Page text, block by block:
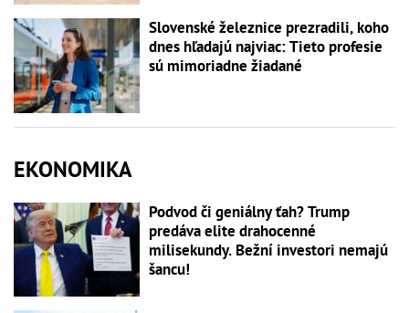
Slovenské železnice prezradili, koho
dnes hľadajú najviac: Tieto profesie
sú mimoriadne žiadané
EKONOMIKA
Podvod či geniálny ťah? Trump
predáva elite drahocenné
milisekundy. Bežní investori nemajú
šancu!